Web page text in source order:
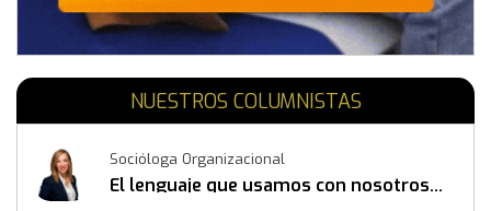
NUESTROS COLUMNISTAS
Socióloga Organizacional
El lenguaje que usamos con nosotros